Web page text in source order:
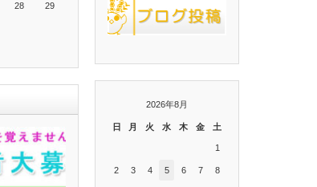
28 29
2026年8月
日 月 火 水 木 金 土
1
2 3 4 5 6 7 8